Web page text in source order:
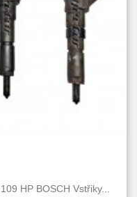
HP BOSCH Vstřiky...